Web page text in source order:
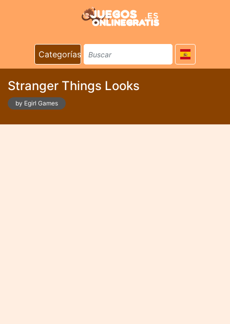
Categorías
Stranger Things Looks
by Egirl Games